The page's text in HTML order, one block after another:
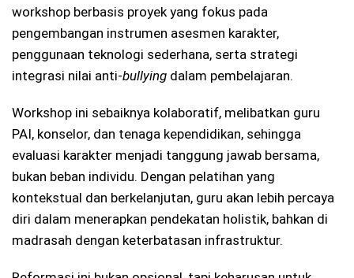
workshop berbasis proyek yang fokus pada
pengembangan instrumen asesmen karakter,
penggunaan teknologi sederhana, serta strategi
integrasi nilai anti-bullying dalam pembelajaran.
Workshop ini sebaiknya kolaboratif, melibatkan guru
PAI, konselor, dan tenaga kependidikan, sehingga
evaluasi karakter menjadi tanggung jawab bersama,
bukan beban individu. Dengan pelatihan yang
kontekstual dan berkelanjutan, guru akan lebih percaya
diri dalam menerapkan pendekatan holistik, bahkan di
madrasah dengan keterbatasan infrastruktur.